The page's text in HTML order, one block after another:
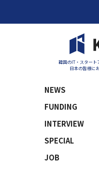
韓国のIT・スタート
日本の皆様に
NEWS
FUNDING
INTERVIEW
SPECIAL
JOB